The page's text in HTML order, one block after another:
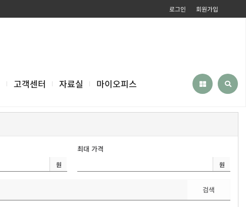
로그인 회원가입
고객센터 자료실 마이오피스
원
최대 가격
원
검색